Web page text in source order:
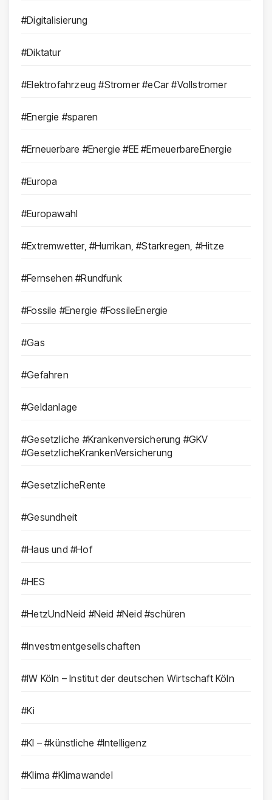
#Digitalisierung
#Diktatur
#Elektrofahrzeug #Stromer #eCar #Vollstromer
#Energie #sparen
#Erneuerbare #Energie #EE #ErneuerbareEnergie
#Europa
#Europawahl
#Extremwetter, #Hurrikan, #Starkregen, #Hitze
#Fernsehen #Rundfunk
#Fossile #Energie #FossileEnergie
#Gas
#Gefahren
#Geldanlage
#Gesetzliche #Krankenversicherung #GKV
#GesetzlicheKrankenVersicherung
#GesetzlicheRente
#Gesundheit
#Haus und #Hof
#HES
#HetzUndNeid #Neid #Neid #schüren
#Investmentgesellschaften
#IW Köln – Institut der deutschen Wirtschaft Köln
#Ki
#KI – #künstliche #Intelligenz
#Klima #Klimawandel